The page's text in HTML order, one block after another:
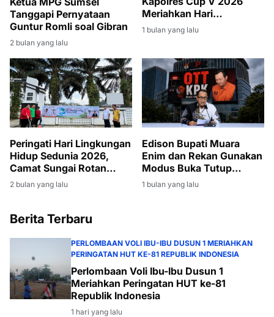
Tanggapi Pernyataan
Guntur Romli soal Gibran
2 bulan yang lalu
Meriahkan Hari
Bhayangkara ke-80
1 bulan yang lalu
Peringati Hari Lingkungan
Hidup Sedunia 2026,
Camat Sungai Rotan
Pimpin Giat Jumat Bersih
di Lingkungan Kantor
2 bulan yang lalu
Edison Bupati Muara
Enim dan Rekan Gunakan
Modus Buka Tutup
Rekening
1 bulan yang lalu
Berita Terbaru
PERLOMBAAN VOLI IBU-IBU DUSUN 1 MERIAHKAN
PERINGATAN HUT KE-81 REPUBLIK INDONESIA
Perlombaan Voli Ibu-Ibu Dusun 1
Meriahkan Peringatan HUT ke-81
Republik Indonesia
1 hari yang lalu